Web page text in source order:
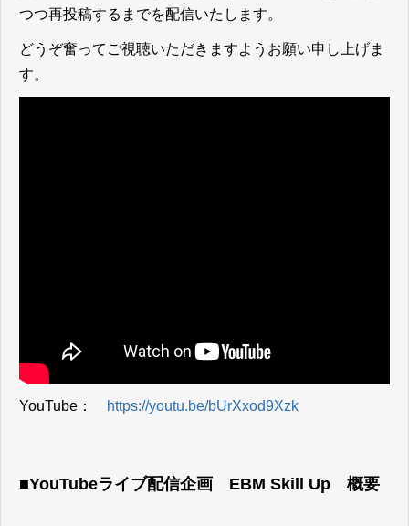
つつ再投稿するまでを配信いたします。
どうぞ奮ってご視聴いただきますようお願い申し上げま
す。
YouTube： https://youtu.be/bUrXxod9Xzk
■YouTubeライブ配信企画 EBM Skill Up 概要